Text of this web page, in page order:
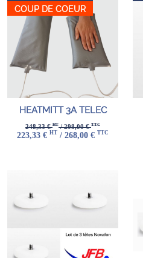
COUP DE COEUR
HEATMITT 3A TELEC
248,33 €HT/ 298,00 €TTC
223,33 € HT / 268,00 € TTC